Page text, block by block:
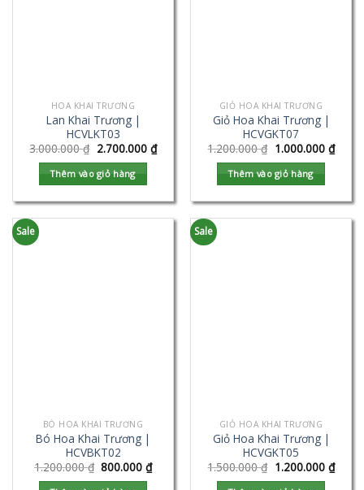
HOA KHAI TRƯƠNG
Lan Khai Trương |
HCVLKT03
3.000.000₫ 2.700.000 ₫
Thêm vào giỏ hàng
GIỎ HOA KHAI TRƯƠNG
Giỏ Hoa Khai Trương |
HCVGKT07
1.200.000₫ 1.000.000 ₫
Thêm vào giỏ hàng
Sale
BÓ HOA KHAI TRƯƠNG
Bó Hoa Khai Trương |
HCVBKT02
1.200.000₫ 800.000₫
Sale
GIỎ HOA KHAI TRƯƠNG
Giỏ Hoa Khai Trương |
HCVGKT05
1.500.000₫ 1.200.000 ₫